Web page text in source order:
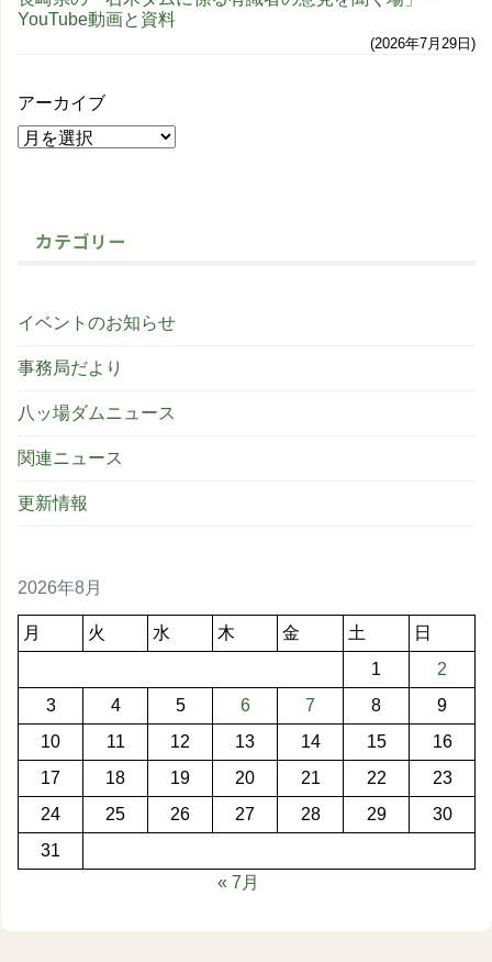
YouTube動画と資料
2026年7月29日
アーカイブ
カテゴリー
イベントのお知らせ
事務局だより
八ッ場ダムニュース
関連ニュース
更新情報
2026年8月
月 火 水 木 金 土
日
1
2
3
4 5 6 7 8
9
10
11 12 13 14 15
16
17
18 19 20 21 22
23
24
25 26 27 28 29
30
31
« 7月